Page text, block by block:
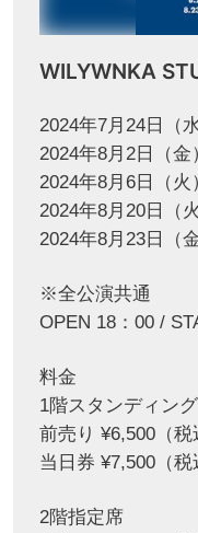
WILYWNKA
2024年7月24日（
2024年8月2日（金
2024年8月6日（
2024年8月20日（
2024年8月23日（
※全公演共通
OPEN 18：00 /
料金
1階スタンディング
前売り ¥6,500（
当日券 ¥7,500（
2階指定席